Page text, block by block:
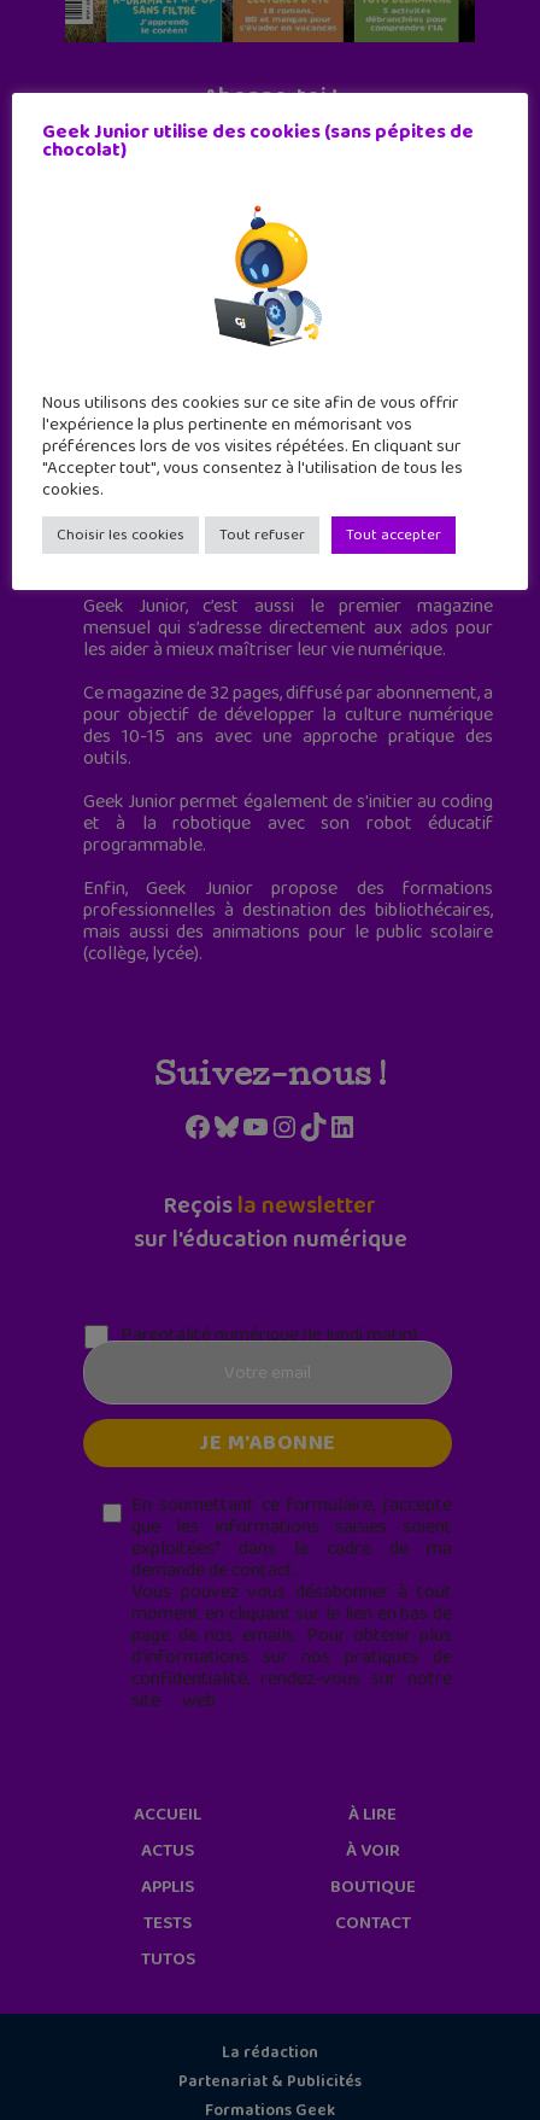
Abonne-toi !
11 numéros par an
JE M'ABONNE !
Geek Junior est le premier site de culture numérique
à destination des adolescents.
Geek Junior, c’est aussi le premier magazine
mensuel qui s’adresse directement aux ados pour
les aider à mieux maîtriser leur vie numérique.
Ce magazine de 32 pages, diffusé par abonnement, a
pour objectif de développer la culture numérique
des 10-15 ans avec une approche pratique des
outils.
Geek Junior permet également de s'initier au coding
et à la robotique avec son robot éducatif
programmable.
Enfin, Geek Junior propose des formations
professionnelles à destination des bibliothécaires,
mais aussi des animations pour le public scolaire
(collège, lycée).
Suivez-nous !
Facebook
Bluesky
YouTube
Instagram
TikTokLinkedIn
Reçoisla newsletter
sur l'éducation numérique
Parentalité numérique (le lundi matin)
En soumettant ce formulaire, j’accepte
que les informations saisies soient
exploitées* dans le cadre de ma
demande de contact.
Vous pouvez vous désabonner à tout
moment en cliquant sur le lien en bas de
page de nos emails. Pour obtenir plus
d'informations sur nos pratiques de
confidentialité, rendez-vous sur notre
site web
Geek Junior utilise des cookies (sans pépites de
chocolat)
Nous utilisons des cookies sur ce site afin de vous offrir
l'expérience la plus pertinente en mémorisant vos
préférences lors de vos visites répétées. En cliquant sur
"Accepter tout", vous consentez à l'utilisation de tous les
cookies.
Choisir les cookies Tout refuser Tout accepter
ACCUEIL
ACTUS
APPLIS
TESTS
TUTOS
À LIRE
À VOIR
BOUTIQUE
CONTACT
La rédaction
Partenariat & Publicités
Formations Geek